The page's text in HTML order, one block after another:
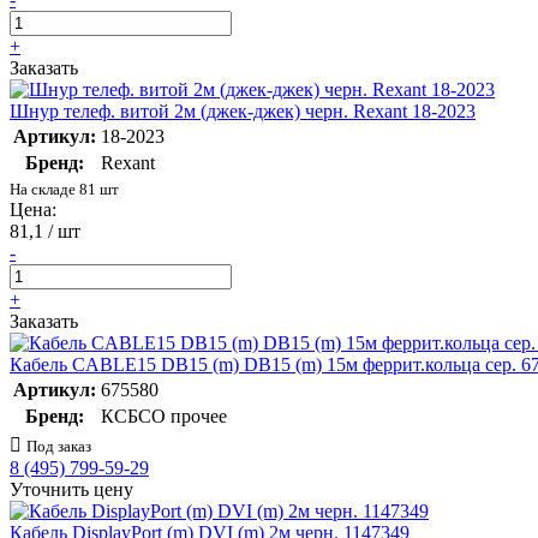
+
Заказать
Шнур телеф. витой 2м (джек-джек) черн. Rexant 18-2023
Артикул: 18-2023
Бренд:
Rexant
На складе 81 шт
Цена:
81,1 / шт
-
+
Заказать
Кабель CABLE15 DB15 (m) DB15 (m) 15м феррит.кольца сер.
Артикул: 675580
Бренд:
КСБСО прочее
Под заказ
8 (495) 799-59-29
Уточнить цену
Кабель DisplayPort (m) DVI (m) 2м черн. 1147349